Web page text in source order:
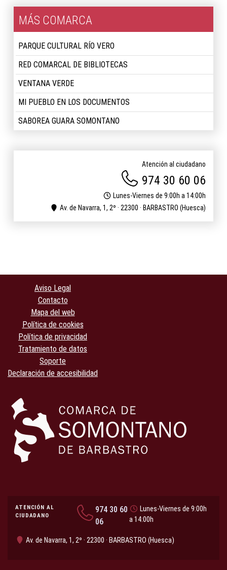
MÁS COMARCA
PARQUE CULTURAL RÍO VERO
RED COMARCAL DE BIBLIOTECAS
VENTANA VERDE
MI PUEBLO EN LOS DOCUMENTOS
SABOREA GUARA SOMONTANO
Atención al ciudadano
974 30 60 06
Lunes-Viernes de 9:00h a 14:00h
Av. de Navarra, 1, 2º · 22300 · BARBASTRO (Huesca)
Aviso Legal
Contacto
Mapa del web
Política de cookies
Política de privacidad
Tratamiento de datos
Soporte
Declaración de accesibilidad
ATENCIÓN AL
CIUDADANO
974 30 60
06
Lunes-Viernes de 9:00h
a 14:00h
Av. de Navarra, 1, 2º · 22300 · BARBASTRO (Huesca)